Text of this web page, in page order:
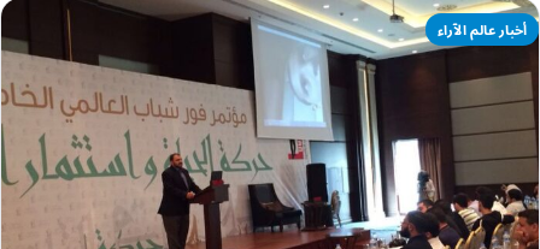
أخبار عالم الآراء